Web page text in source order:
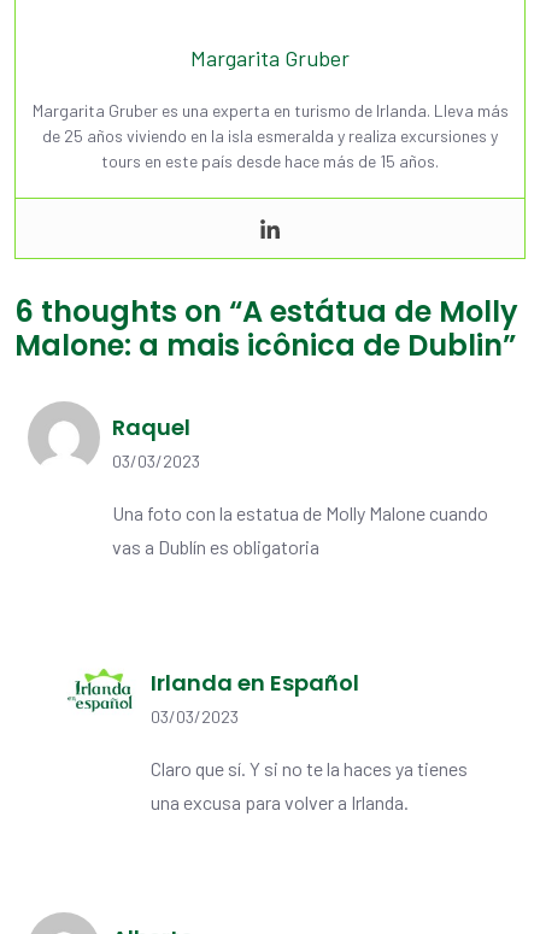
Margarita Gruber
Margarita Gruber es una experta en turismo de Irlanda. Lleva más
de 25 años viviendo en la isla esmeralda y realiza excursiones y
tours en este país desde hace más de 15 años.
6 thoughts on “A estátua de Molly
Malone: a mais icônica de Dublin”
Raquel
03/03/2023
Una foto con la estatua de Molly Malone cuando
vas a Dublín es obligatoria
Irlanda en Español
03/03/2023
Claro que sí. Y si no te la haces ya tienes
una excusa para volver a Irlanda.